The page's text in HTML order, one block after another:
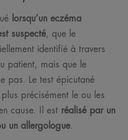
lorsqu’un eczéma
suspecté, que le
identifié à travers
patient, mais que le
pas. Le test épicutané
précisément le ou les
cause. Il est réalisé par un
un allergologue.